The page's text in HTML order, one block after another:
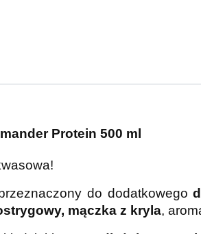
Protein 500 ml
do dodatkowego
mączka z kryla,